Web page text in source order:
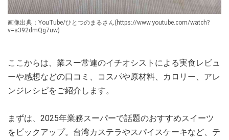
画像出典：YouTube/ひとつのまるさん(https://www.youtube.com/watch?
v=s392dmQg7uw)
ここからは、業スー常連のイチオシストによる実食レビュ
ーや感想などの口コミ、コスパや原材料、カロリー、アレ
ンジレシピをご紹介します。
まずは、2025年業務スーパーで話題のおすすめスイーツ
をピックアップ。台湾カステラやスパイスケーキなど、テ